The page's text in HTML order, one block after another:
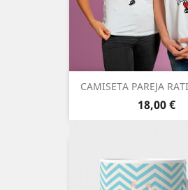
CAMISETA PAREJA
Precio
18,00 €